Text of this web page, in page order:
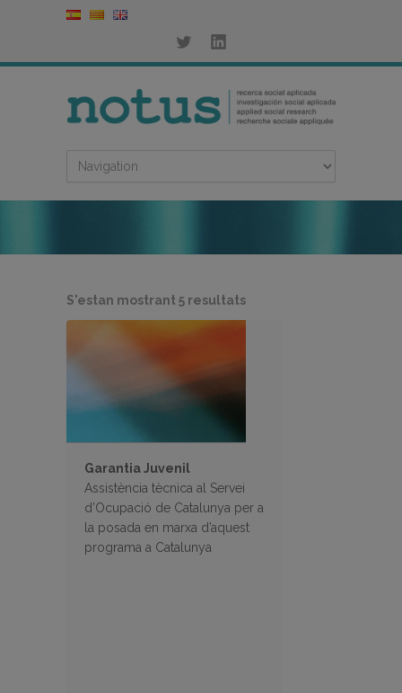
S'estan mostrant 5 resultatsOrdenat
per
recent
Garantia Juvenil
Assistència tècnica al Servei
d’Ocupació de Catalunya per a
la posada en marxa d’aquest
programa a Catalunya